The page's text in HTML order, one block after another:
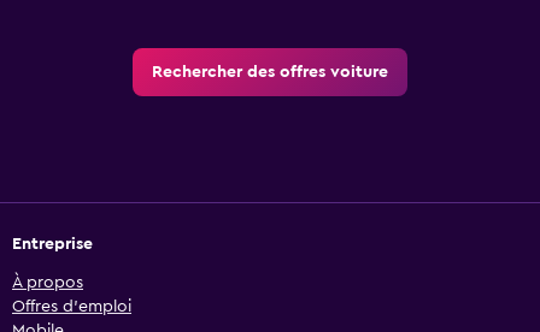
Rechercher des offres voiture
Entreprise
À propos
Offres d’emploi